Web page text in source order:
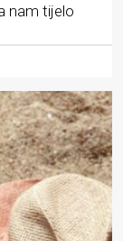
nam tijelo